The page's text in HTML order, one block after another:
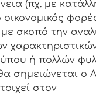
(πχ. με
σκοπό την
ή πολλών
σημειώνεται ο
στον